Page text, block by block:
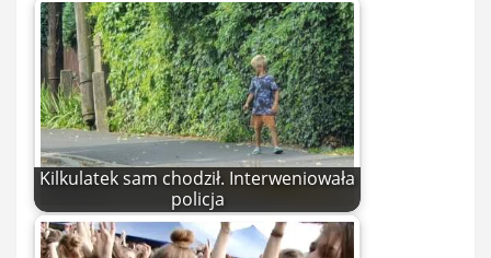
Kilkulatek sam chodził. Interweniowała
policja